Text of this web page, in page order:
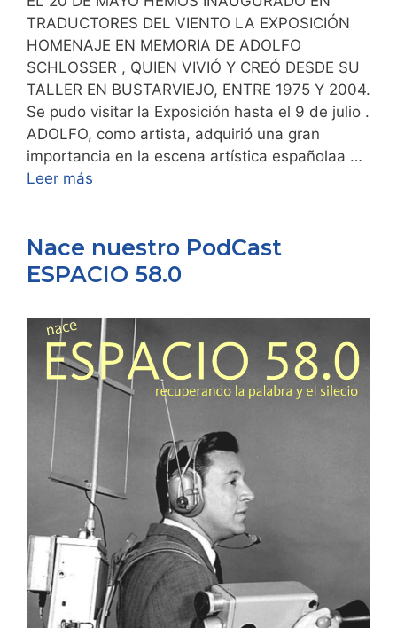
TRADUCTORES DEL VIENTO LA EXPOSICIÓN
HOMENAJE EN MEMORIA DE ADOLFO
SCHLOSSER , QUIEN VIVIÓ Y CREÓ DESDE SU
TALLER EN BUSTARVIEJO, ENTRE 1975 Y 2004.
Se pudo visitar la Exposición hasta el 9 de julio .
ADOLFO, como artista, adquirió una gran
importancia en la escena artística españolaa …
Leer más
Nace nuestro PodCast
ESPACIO 58.0